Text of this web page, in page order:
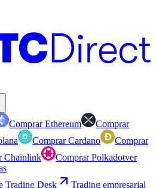
Comprar Ethereum
Comprar
Comprar Cardano
Comprar
Chainlink Comprar Polkadotver
Trading Desk Trading empresarial